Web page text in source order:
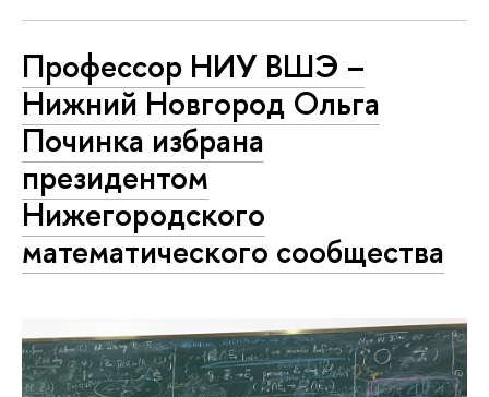
Профессор НИУ ВШЭ –
Нижний Новгород Ольга
Починка избрана
президентом
Нижегородского
математического сообщества